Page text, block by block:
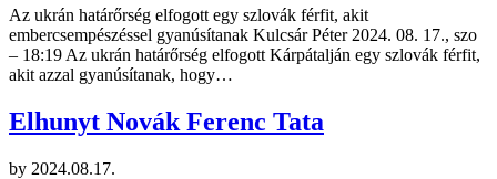
Az ukrán határőrség elfogott egy szlovák férfit, akit
embercsempészéssel gyanúsítanak Kulcsár Péter 2024. 08. 17., szo
– 18:19 Az ukrán határőrség elfogott Kárpátalján egy szlovák férfit,
akit azzal gyanúsítanak, hogy…
Elhunyt Novák Ferenc Tata
by 2024.08.17.